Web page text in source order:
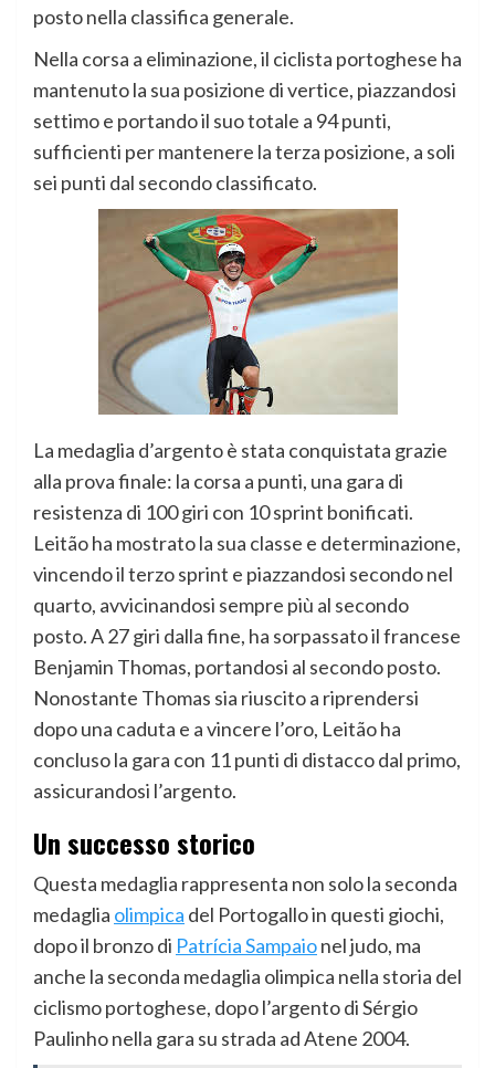
posto nella classifica generale.
Nella corsa a eliminazione, il ciclista portoghese ha
mantenuto la sua posizione di vertice, piazzandosi
settimo e portando il suo totale a 94 punti,
sufficienti per mantenere la terza posizione, a soli
sei punti dal secondo classificato.
La medaglia d’argento è stata conquistata grazie
alla prova finale: la corsa a punti, una gara di
resistenza di 100 giri con 10 sprint bonificati.
Leitão ha mostrato la sua classe e determinazione,
vincendo il terzo sprint e piazzandosi secondo nel
quarto, avvicinandosi sempre più al secondo
posto. A 27 giri dalla fine, ha sorpassato il francese
Benjamin Thomas, portandosi al secondo posto.
Nonostante Thomas sia riuscito a riprendersi
dopo una caduta e a vincere l’oro, Leitão ha
concluso la gara con 11 punti di distacco dal primo,
assicurandosi l’argento.
Un successo storico
Questa medaglia rappresenta non solo la seconda
medaglia olimpica del Portogallo in questi giochi,
dopo il bronzo di Patrícia Sampaionel judo, ma
anche la seconda medaglia olimpica nella storia del
ciclismo portoghese, dopo l’argento di Sérgio
Paulinho nella gara su strada ad Atene 2004.